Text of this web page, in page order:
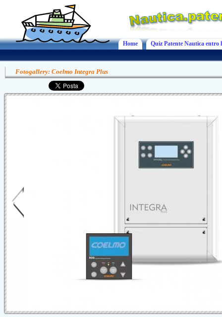
Home Quiz Patente Nautica entro
Fotogallery: Coelmo Integra Plus